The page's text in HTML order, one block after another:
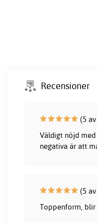
Recensioner
(5
Väldigt nöjd
negativa är att
(5
Toppenform, blir